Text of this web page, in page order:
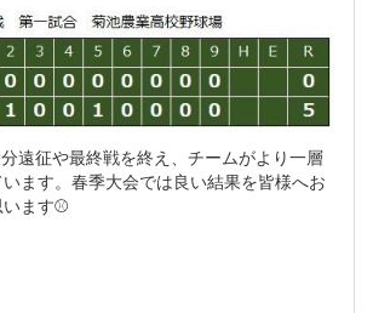
遠征や最終戦を終え、チームがより一層
ます。春季大会では良い結果を皆様へお
ます⚾